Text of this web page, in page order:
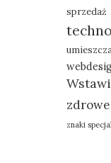
sprzedaż
znaki